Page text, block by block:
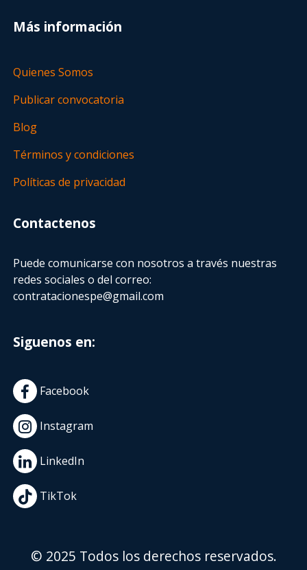
Más información
Quienes Somos
Publicar convocatoria
Blog
Términos y condiciones
Políticas de privacidad
Contactenos
Puede comunicarse con nosotros a través nuestras
redes sociales o del correo:
contratacionespe@gmail.com
Siguenos en:
Facebook
Instagram
LinkedIn
TikTok
© 2025 Todos los derechos reservados.